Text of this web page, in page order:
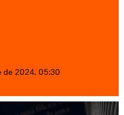
de 2024. 05:30